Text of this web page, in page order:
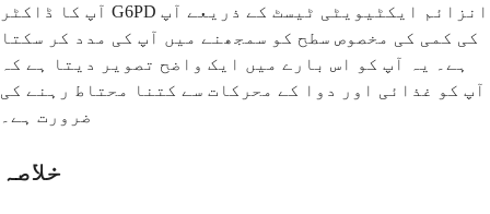
آپ کا ڈاکٹر G6PD انزائم ایکٹیویٹی ٹیسٹ کے ذریعے آپ
کی کمی کی مخصوص سطح کو سمجھنے میں آپ کی مدد کر سکتا
ہے۔ یہ آپ کو اس بارے میں ایک واضح تصویر دیتا ہے کہ
آپ کو غذائی اور دوا کے محرکات سے کتنا محتاط رہنے کی
ضرورت ہے۔
خلاصہ